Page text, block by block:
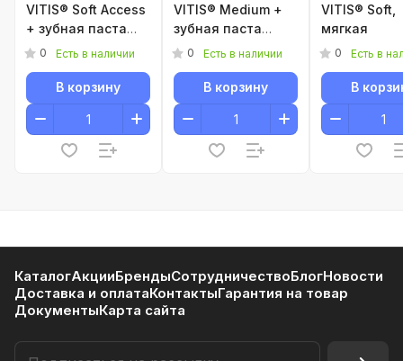
VITIS® Soft Access
+ зубная паста
VITIS®15 мл
0 Есть в наличии
В корзину
VITIS® Medium +
зубная паста
VITIS® Whitening
0 Есть в наличии
В корзину
VITIS® Soft,
мягкая
0 Есть в
В
КаталогАкцииБрендыСотрудничествоБлогНовости
Доставка и оплатаКонтактыГарантия на товар
ДокументыКарта сайта